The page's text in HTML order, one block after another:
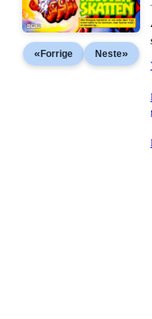
« Forrige Neste»